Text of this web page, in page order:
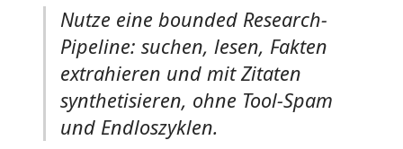
Nutze eine bounded Research-
Pipeline: suchen, lesen, Fakten
extrahieren und mit Zitaten
synthetisieren, ohne Tool-Spam
und Endloszyklen.